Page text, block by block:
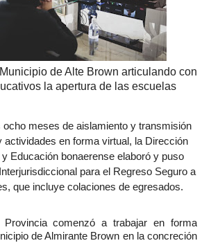
de Alte Brown articulando con
la apertura de las escuelas
ocho meses de aislamiento y transmisión
actividades en forma virtual, la Dirección
Educación bonaerense elaboró y puso
para el Regreso Seguro a
que incluye colaciones de egresados.
comenzó a trabajar en forma
de Almirante Brown en la concreción